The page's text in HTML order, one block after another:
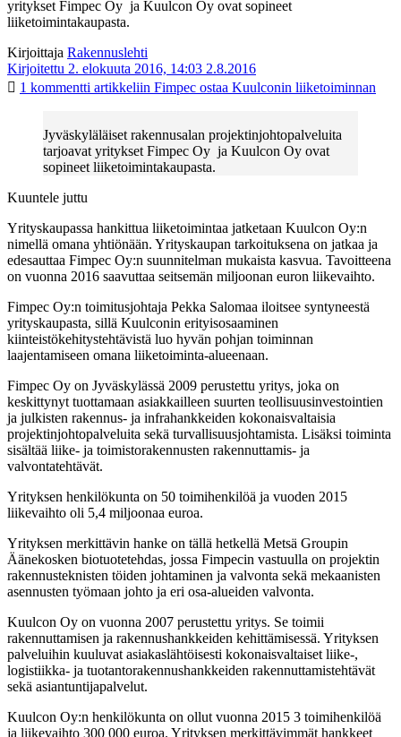
yritykset Fimpec Oy ja Kuulcon Oy ovat sopineet
liiketoimintakaupasta.
Kirjoittaja Rakennuslehti
Kirjoitettu 2. elokuuta 2016, 14:03 2.8.2016
1 kommentti artikkeliin Fimpec ostaa Kuulconin liiketoiminnan
Jyväskyläläiset rakennusalan projektinjohtopalveluita
tarjoavat yritykset Fimpec Oy ja Kuulcon Oy ovat
sopineet liiketoimintakaupasta.
Kuuntele juttu
Yrityskaupassa hankittua liiketoimintaa jatketaan Kuulcon Oy:n
nimellä omana yhtiönään. Yrityskaupan tarkoituksena on jatkaa ja
edesauttaa Fimpec Oy:n suunnitelman mukaista kasvua. Tavoitteena
on vuonna 2016 saavuttaa seitsemän miljoonan euron liikevaihto.
Fimpec Oy:n toimitusjohtaja Pekka Salomaa iloitsee syntyneestä
yrityskaupasta, sillä Kuulconin erityisosaaminen
kiinteistökehitystehtävistä luo hyvän pohjan toiminnan
laajentamiseen omana liiketoiminta-alueenaan.
Fimpec Oy on Jyväskylässä 2009 perustettu yritys, joka on
keskittynyt tuottamaan asiakkailleen suurten teollisuusinvestointien
ja julkisten rakennus- ja infrahankkeiden kokonaisvaltaisia
projektinjohtopalveluita sekä turvallisuusjohtamista. Lisäksi toiminta
sisältää liike- ja toimistorakennusten rakennuttamis- ja
valvontatehtävät.
Yrityksen henkilökunta on 50 toimihenkilöä ja vuoden 2015
liikevaihto oli 5,4 miljoonaa euroa.
Yrityksen merkittävin hanke on tällä hetkellä Metsä Groupin
Äänekosken biotuotetehdas, jossa Fimpecin vastuulla on projektin
rakennusteknisten töiden johtaminen ja valvonta sekä mekaanisten
asennusten työmaan johto ja eri osa-alueiden valvonta.
Kuulcon Oy on vuonna 2007 perustettu yritys. Se toimii
rakennuttamisen ja rakennushankkeiden kehittämisessä. Yrityksen
palveluihin kuuluvat asiakaslähtöisesti kokonaisvaltaiset liike-,
logistiikka- ja tuotantorakennushankkeiden rakennuttamistehtävät
sekä asiantuntijapalvelut.
Kuulcon Oy:n henkilökunta on ollut vuonna 2015 3 toimihenkilöä
ja liikevaihto 300 000 euroa. Yrityksen merkittävimmät hankkeet